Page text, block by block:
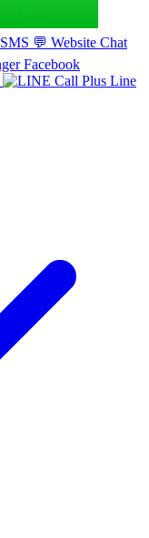
SMS 💬 Website Chat
Facebook
Line